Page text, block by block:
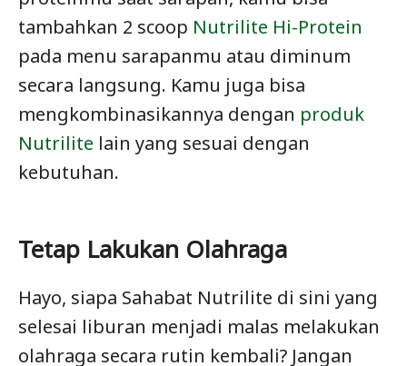
tambahkan 2 scoop Nutrilite Hi-Protein
pada menu sarapanmu atau diminum
secara langsung. Kamu juga bisa
mengkombinasikannya dengan produk
Nutrilite lain yang sesuai dengan
kebutuhan.
Tetap Lakukan Olahraga
Hayo, siapa Sahabat Nutrilite di sini yang
selesai liburan menjadi malas melakukan
olahraga secara rutin kembali? Jangan